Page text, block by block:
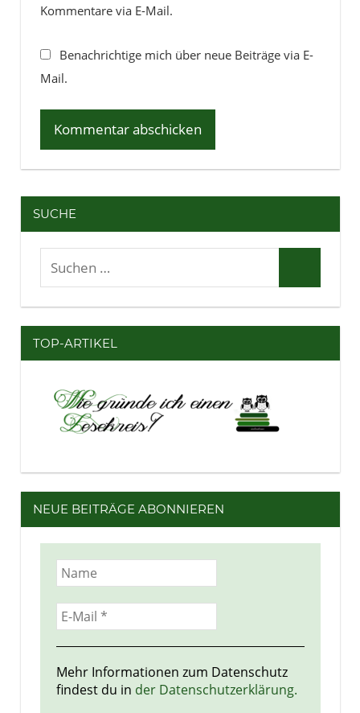
Kommentare via E-Mail.
Benachrichtige mich über neue Beiträge via E-
Mail.
SUCHE
Suchen
TOP-ARTIKEL
NEUE BEITRÄGE ABONNIEREN
Mehr Informationen zum Datenschutz
findest du in der Datenschutzerklärung.